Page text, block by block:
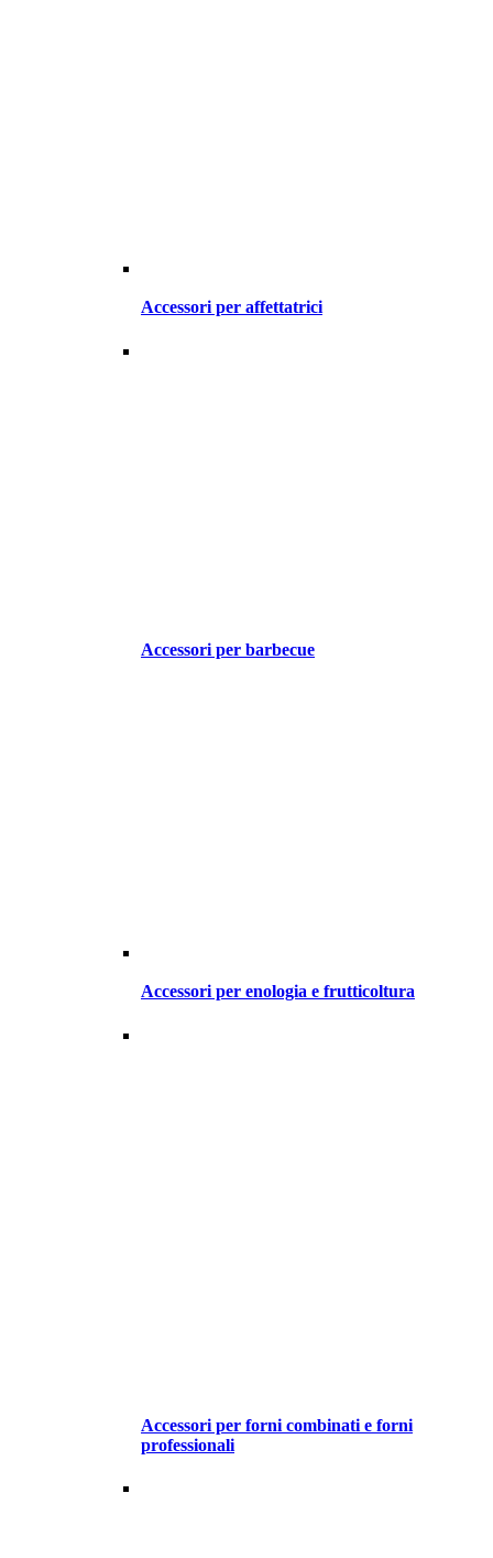
Accessori per affettatrici
Accessori per barbecue
Accessori per enologia e frutticoltura
Accessori per forni combinati e forni
professionali